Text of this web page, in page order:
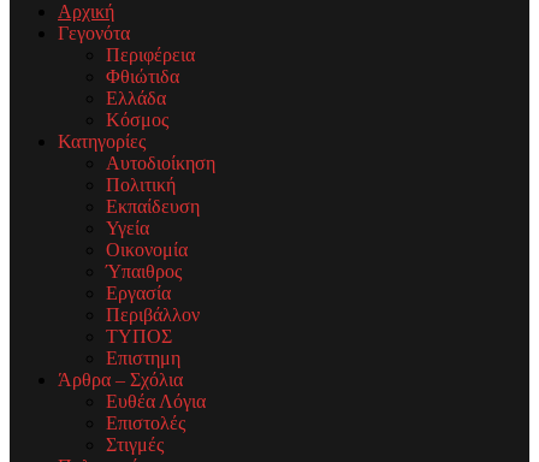
Αρχική
Γεγονότα
Περιφέρεια
Φθιώτιδα
Ελλάδα
Κόσμος
Κατηγορίες
Αυτοδιοίκηση
Πολιτική
Εκπαίδευση
Υγεία
Οικονομία
Ύπαιθρος
Εργασία
Περιβάλλον
ΤΥΠΟΣ
Επιστημη
Άρθρα – Σχόλια
Ευθέα Λόγια
Επιστολές
Στιγμές